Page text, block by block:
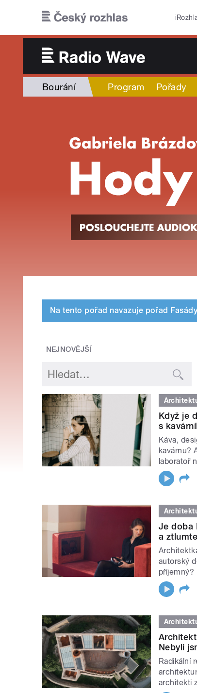
Bourání Program Pořady
Na tento pořad navazuje pořad
NEJNOVĚJŠÍ
Když je
s
Káva,
kavárnu?
laboratoř
Je doba
a
autorský
příjemný?
Nebyli
Radikální
architekti